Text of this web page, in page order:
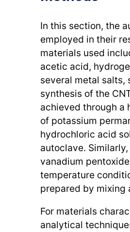
In this section, the
employed in their
materials used
acetic acid,
several metal salts,
synthesis of the
achieved through a
of potassium
hydrochloric acid
autoclave.
vanadium
temperature
prepared by mixing
For materials
analytical